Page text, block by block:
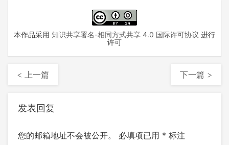
本作品采用 知识共享署名-相同方式共享 4.0 国际许可协议 进行
许可
< 上一篇 下一篇 >
发表回复
您的邮箱地址不会被公开。 必填项已用 * 标注